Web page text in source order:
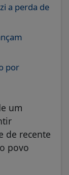
a perda de
por
um
de recente
povo